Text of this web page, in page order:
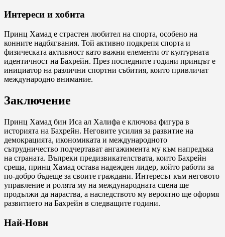
Интереси и хобита
Принц Хамад е страстен любител на спорта, особено на
конните надбягвания. Той активно подкрепя спорта и
физическата активност като важни елементи от културната
идентичност на Бахрейн. През последните години принцът е
инициатор на различни спортни събития, които привличат
международно внимание.
Заключение
Принц Хамад бин Иса ал Халифа е ключова фигура в
историята на Бахрейн. Неговите усилия за развитие на
демокрацията, икономиката и международното
сътрудничество подчертават ангажимента му към напредъка
на страната. Въпреки предизвикателствата, които Бахрейн
среща, принц Хамад остава надежден лидер, който работи за
по-добро бъдеще за своите граждани. Интересът към неговото
управление и ролята му на международната сцена ще
продължи да нараства, а наследството му вероятно ще оформя
развитието на Бахрейн в следващите години.
Най-Нови